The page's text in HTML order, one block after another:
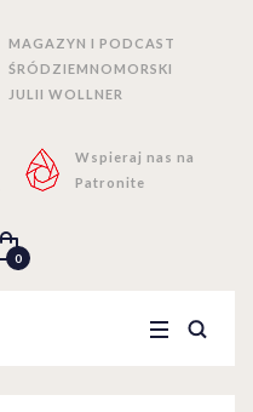
MAGAZYN I PODCAST
ŚRÓDZIEMNOMORSKI
JULII WOLLNER
Wspieraj nas na
Patronite
0